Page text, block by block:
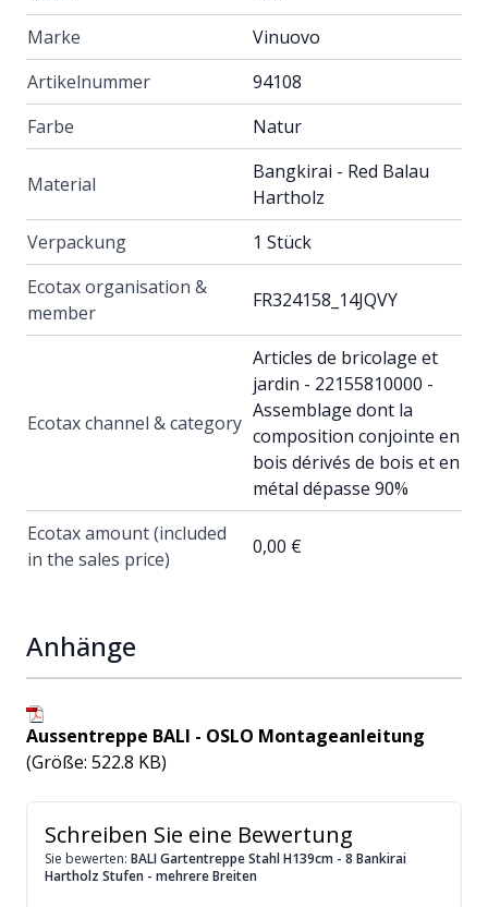
Marke
Vinuovo
Artikelnummer
94108
Farbe
Natur
Material
Bangkirai - Red Balau
Hartholz
Verpackung
1 Stück
Ecotax organisation &
member
FR324158_14JQVY
Ecotax channel & category
Articles de bricolage et
jardin - 22155810000 -
Assemblage dont la
composition conjointe en
bois dérivés de bois et en
métal dépasse 90%
Ecotax amount (included
in the sales price)
0,00 €
Anhänge
Aussentreppe BALI - OSLO Montageanleitung
(Größe: 522.8 KB)
Schreiben Sie eine Bewertung
Sie bewerten: BALI Gartentreppe Stahl H139cm - 8 Bankirai
Hartholz Stufen - mehrere Breiten